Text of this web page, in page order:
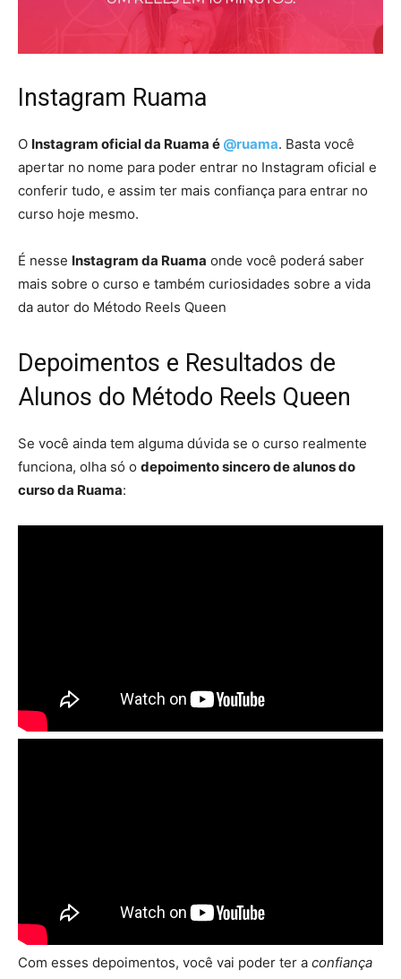
Instagram Ruama
O Instagram oficial da Ruama é @ruama. Basta você
apertar no nome para poder entrar no Instagram oficial e
conferir tudo, e assim ter mais confiança para entrar no
curso hoje mesmo.
É nesse Instagram da Ruama onde você poderá saber
mais sobre o curso e também curiosidades sobre a vida
da autor do Método Reels Queen
Depoimentos e Resultados de
Alunos do Método Reels Queen
Se você ainda tem alguma dúvida se o curso realmente
funciona, olha só o depoimento sincero de alunos do
curso da Ruama:
Com esses depoimentos, você vai poder ter a confiança